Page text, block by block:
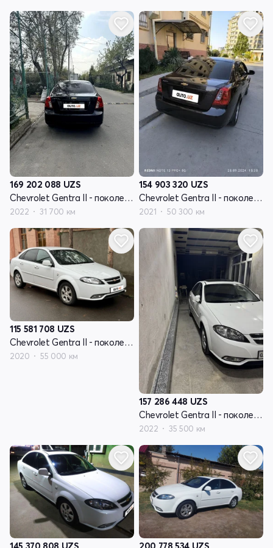
169 202 088 UZS
Chevrolet Gentra II - поколение
2022 31 700 км
154 903 320 UZS
Chevrolet Gentra II - поколение
2021 50 300 км
115 581 708 UZS
Chevrolet Gentra II - поколение
2020 55 000 км
157 286 448 UZS
Chevrolet Gentra II - поколение
2022 35 500 км